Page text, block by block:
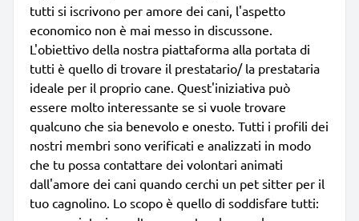
tutti si iscrivono per amore dei cani, l'aspetto
economico non è mai messo in discussone.
L'obiettivo della nostra piattaforma alla portata di
tutti è quello di trovare il prestatario/ la prestataria
ideale per il proprio cane. Quest'iniziativa può
essere molto interessante se si vuole trovare
qualcuno che sia benevolo e onesto. Tutti i profili dei
nostri membri sono verificati e analizzati in modo
che tu possa contattare dei volontari animati
dall'amore dei cani quando cerchi un pet sitter per il
tuo cagnolino. Lo scopo è quello di soddisfare tutti: